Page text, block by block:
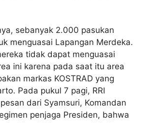
sebanyak 2.000 pasukan
menguasai Lapangan Merdeka.
tidak dapat menguasai
ini karena pada saat itu area
markas KOSTRAD yang
Pada pukul 7 pagi, RRI
dari Syamsuri, Komandan
penjaga Presiden, bahwa